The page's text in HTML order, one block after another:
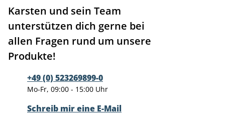
Karsten und sein Team
unterstützen dich gerne bei
allen Fragen rund um unsere
Produkte!
+49 (0) 523269899-0
Mo-Fr, 09:00 - 15:00 Uhr
Schreib mir eine E-Mail